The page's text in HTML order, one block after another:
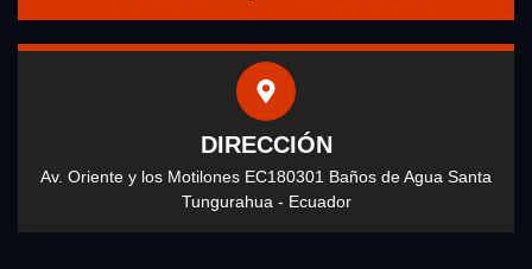
DIRECCIÓN
Av. Oriente y los Motilones EC180301 Baños de Agua Santa
Tungurahua - Ecuador